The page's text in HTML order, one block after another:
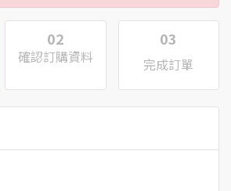
02
確認訂購資料
03
完成訂單